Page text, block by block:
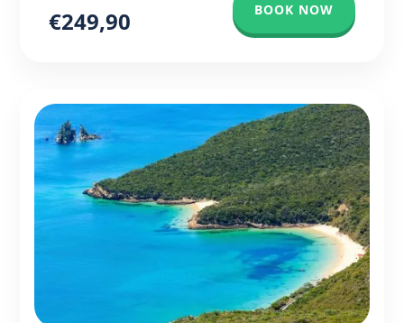
€249,90 BOOK NOW